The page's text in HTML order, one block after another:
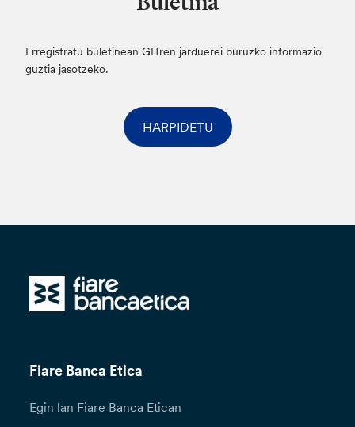
Erregistratu buletinean GITren jarduerei buruzko informazio
guztia jasotzeko.
HARPIDETU
Fiare Banca Etica
Egin lan Fiare Banca Etican